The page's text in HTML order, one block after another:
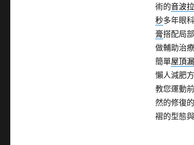
術的音波
秒多年眼
膏搭配局
做輔助治
簡單屋頂
懶人減肥
教您運動
然的修復
褶的型態與